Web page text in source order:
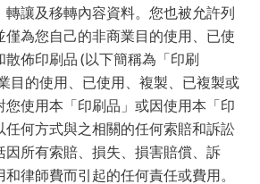
轉讓及移轉內容資料。您也被允許列
僅為您自己的非商業目的使用、已使
散佈印刷品 (以下簡稱為「印刷
目的使用、已使用、複製、已複製或
您使用本「印刷品」或因使用本「印
任何方式與之相關的任何索賠和訴訟
因所有索賠、損失、損害賠償、訴
律師費而引起的任何責任或費用。